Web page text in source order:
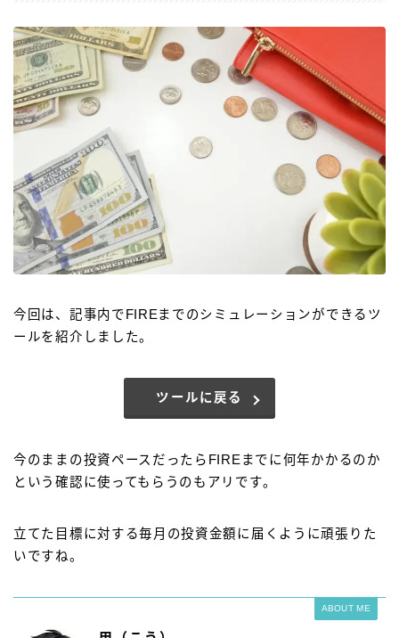
今回は、記事内でFIREまでのシミュレーションができるツ
ールを紹介しました。
ツールに戻る
今のままの投資ペースだったらFIREまでに何年かかるのか
という確認に使ってもらうのもアリです。
立てた目標に対する毎月の投資金額に届くように頑張りた
いですね。
ABOUT ME